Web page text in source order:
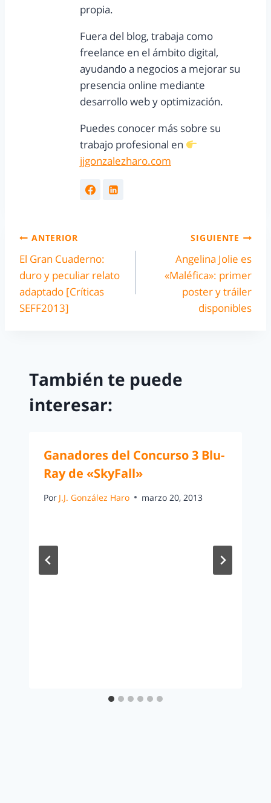
propia.
Fuera del blog, trabaja como
freelance en el ámbito digital,
ayudando a negocios a mejorar su
presencia online mediante
desarrollo web y optimización.
Puedes conocer más sobre su
trabajo profesional en
jjgonzalezharo.com
ANTERIOR
El Gran Cuaderno:
duro y peculiar relato
adaptado [Críticas
SEFF2013]
SIGUIENTE
Angelina Jolie es
«Maléfica»: primer
poster y tráiler
disponibles
También te puede
interesar:
Ganadores del Concurso 3 Blu-
Ray de «SkyFall»
Por J.J. González Haro marzo 20, 2013